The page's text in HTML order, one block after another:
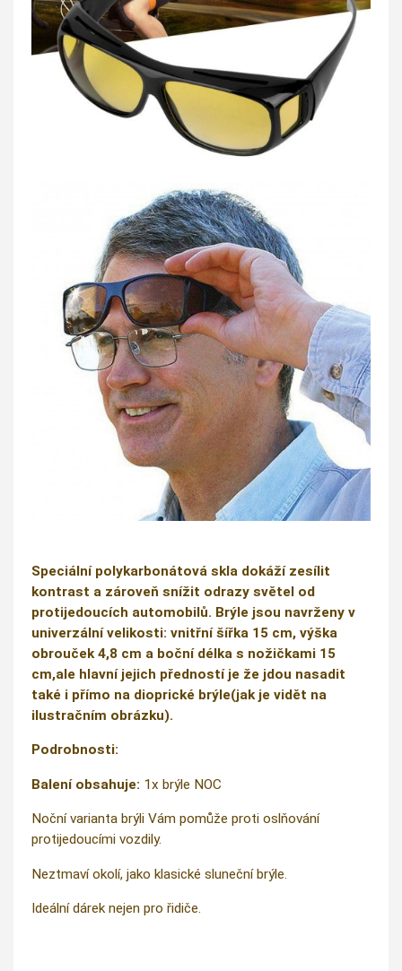
Speciální polykarbonátová skla dokáží zesílit
kontrast a zároveň snížit odrazy světel od
protijedoucích automobilů. Brýle jsou navrženy v
univerzální velikosti: vnitřní šířka 15 cm, výška
obrouček 4,8 cm a boční délka s nožičkami 15
cm,ale hlavní jejich předností je že jdou nasadit
také i přímo na dioprické brýle(jak je vidět na
ilustračním obrázku).
Podrobnosti:
Balení obsahuje: 1x brýle NOC
Noční varianta brýli Vám pomůže proti oslňování
protijedoucími vozdily.
Neztmaví okolí, jako klasické sluneční brýle.
Ideální dárek nejen pro řidiče.